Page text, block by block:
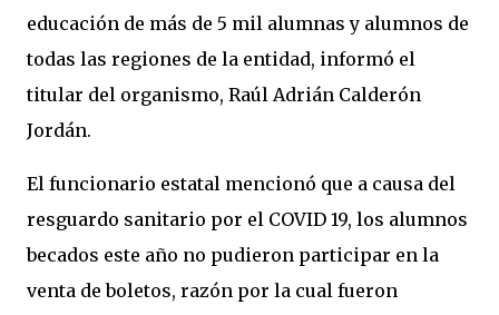
educación de más de 5 mil alumnas y alumnos de
todas las regiones de la entidad, informó el
titular del organismo, Raúl Adrián Calderón
Jordán.
El funcionario estatal mencionó que a causa del
resguardo sanitario por el COVID 19, los alumnos
becados este año no pudieron participar en la
venta de boletos, razón por la cual fueron